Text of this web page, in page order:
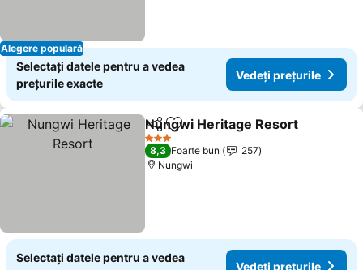
Alegere populară
Selectați datele pentru a vedea
prețurile exacte
Vedeți prețurile
DistribuițiAdăugaţi la favorite
Nungwi Heritage Resort
3 Stele
8,3 Foarte bun
257
Nungwi
Selectați datele pentru a vedea
Vedeți prețurile